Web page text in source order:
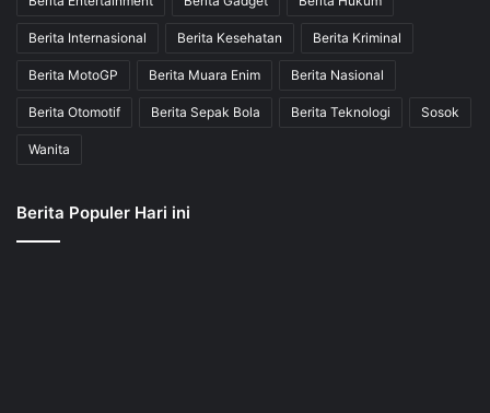
Berita Internasional Berita Kesehatan Berita Kriminal
Berita MotoGP Berita Muara Enim Berita Nasional
Berita Otomotif Berita Sepak Bola Berita Teknologi Sosok
Wanita
Berita Populer Hari ini